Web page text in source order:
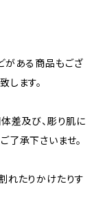
がある商品もござ
します。
差及び、彫り肌に
了承下さいませ。
れたりかけたりす